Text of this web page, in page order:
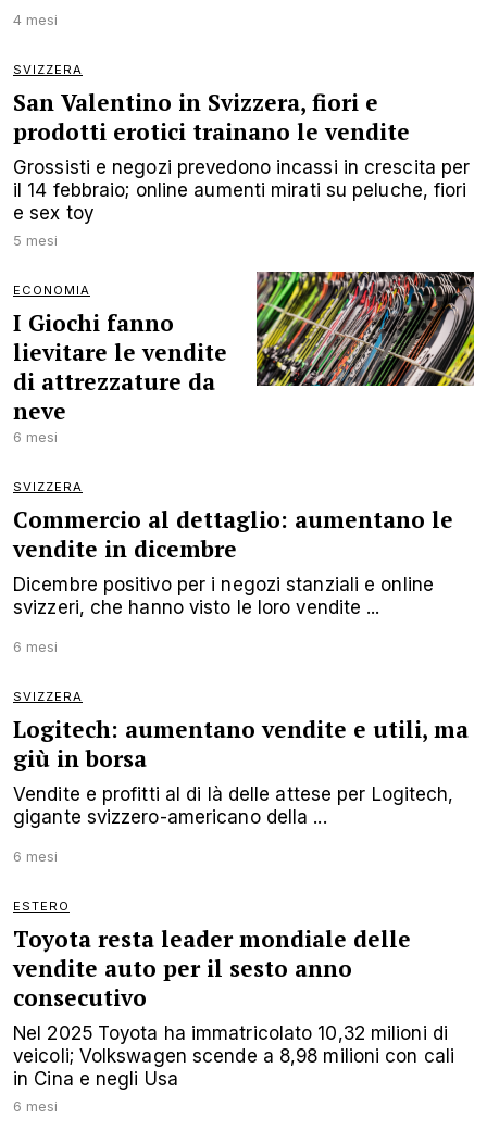
4 mesi
SVIZZERA
San Valentino in Svizzera, fiori e
prodotti erotici trainano le vendite
Grossisti e negozi prevedono incassi in crescita per
il 14 febbraio; online aumenti mirati su peluche, fiori
e sex toy
5 mesi
ECONOMIA
I Giochi fanno
lievitare le vendite
di attrezzature da
neve
6 mesi
SVIZZERA
Commercio al dettaglio: aumentano le
vendite in dicembre
Dicembre positivo per i negozi stanziali e online
svizzeri, che hanno visto le loro vendite ...
6 mesi
SVIZZERA
Logitech: aumentano vendite e utili, ma
giù in borsa
Vendite e profitti al di là delle attese per Logitech,
gigante svizzero-americano della ...
6 mesi
ESTERO
Toyota resta leader mondiale delle
vendite auto per il sesto anno
consecutivo
Nel 2025 Toyota ha immatricolato 10,32 milioni di
veicoli; Volkswagen scende a 8,98 milioni con cali
in Cina e negli Usa
6 mesi